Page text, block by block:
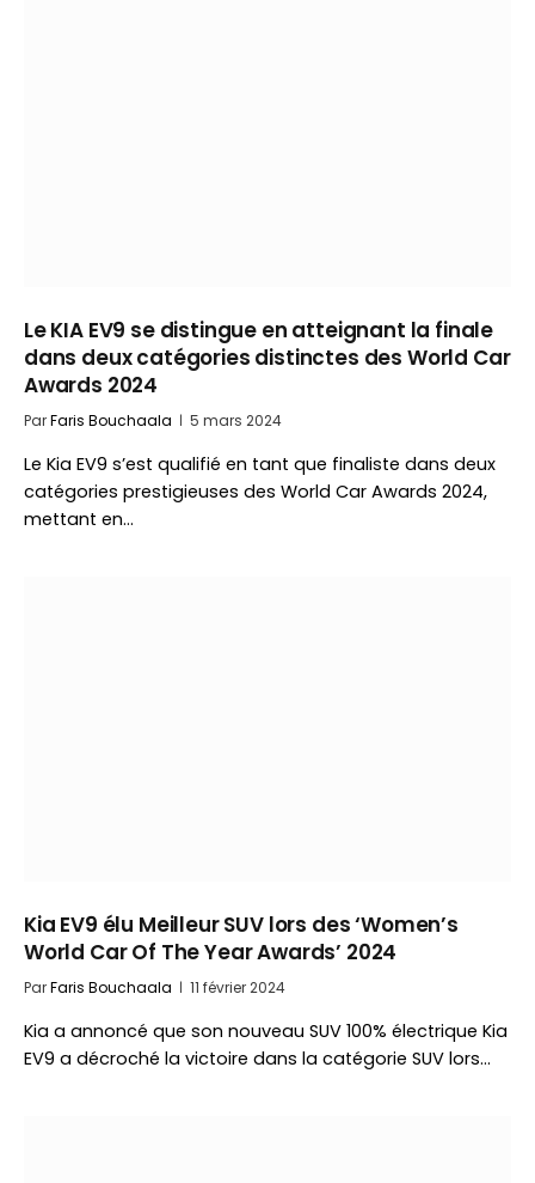
Le KIA EV9 se distingue en atteignant la finale
dans deux catégories distinctes des World Car
Awards 2024
ParFaris Bouchaala 5 mars 2024
Le Kia EV9 s’est qualifié en tant que finaliste dans deux
catégories prestigieuses des World Car Awards 2024,
mettant en…
Kia EV9 élu Meilleur SUV lors des ‘Women’s
World Car Of The Year Awards’ 2024
ParFaris Bouchaala 11 février 2024
Kia a annoncé que son nouveau SUV 100% électrique Kia
EV9 a décroché la victoire dans la catégorie SUV lors…